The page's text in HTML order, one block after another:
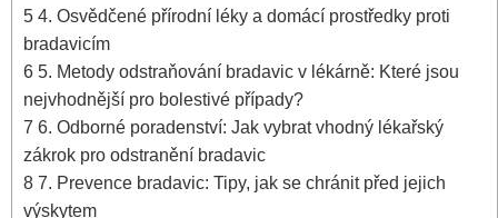
5 4. Osvědčené přírodní⁢ léky a domácí prostředky proti
bradavicím
6 5. Metody odstraňování bradavic‌ v lékárně: Které jsou
nejvhodnější‍ pro bolestivé případy?
7 6. Odborné poradenství: Jak vybrat vhodný lékařský
zákrok pro odstranění ⁣bradavic
8 7. Prevence bradavic: Tipy, jak se chránit⁣ před jejich
výskytem